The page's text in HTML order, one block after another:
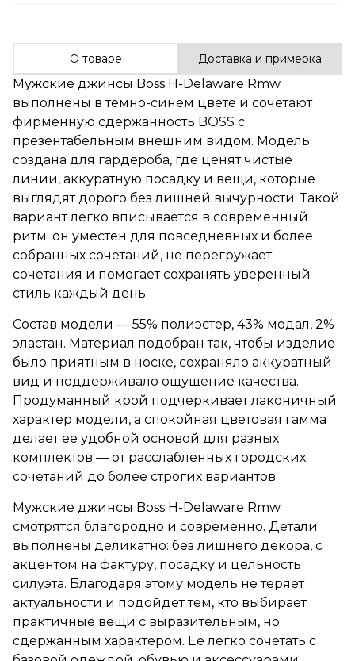
О товаре Доставка и примерка
Мужские джинсы Boss H-Delaware Rmw
выполнены в темно-синем цвете и сочетают
фирменную сдержанность BOSS с
презентабельным внешним видом. Модель
создана для гардероба, где ценят чистые
линии, аккуратную посадку и вещи, которые
выглядят дорого без лишней вычурности. Такой
вариант легко вписывается в современный
ритм: он уместен для повседневных и более
собранных сочетаний, не перегружает
сочетания и помогает сохранять уверенный
стиль каждый день.
Состав модели — 55% полиэстер, 43% модал, 2%
эластан. Материал подобран так, чтобы изделие
было приятным в носке, сохраняло аккуратный
вид и поддерживало ощущение качества.
Продуманный крой подчеркивает лаконичный
характер модели, а спокойная цветовая гамма
делает ее удобной основой для разных
комплектов — от расслабленных городских
сочетаний до более строгих вариантов.
Мужские джинсы Boss H-Delaware Rmw
смотрятся благородно и современно. Детали
выполнены деликатно: без лишнего декора, с
акцентом на фактуру, посадку и цельность
силуэта. Благодаря этому модель не теряет
актуальности и подойдет тем, кто выбирает
практичные вещи с выразительным, но
сдержанным характером. Ее легко сочетать с